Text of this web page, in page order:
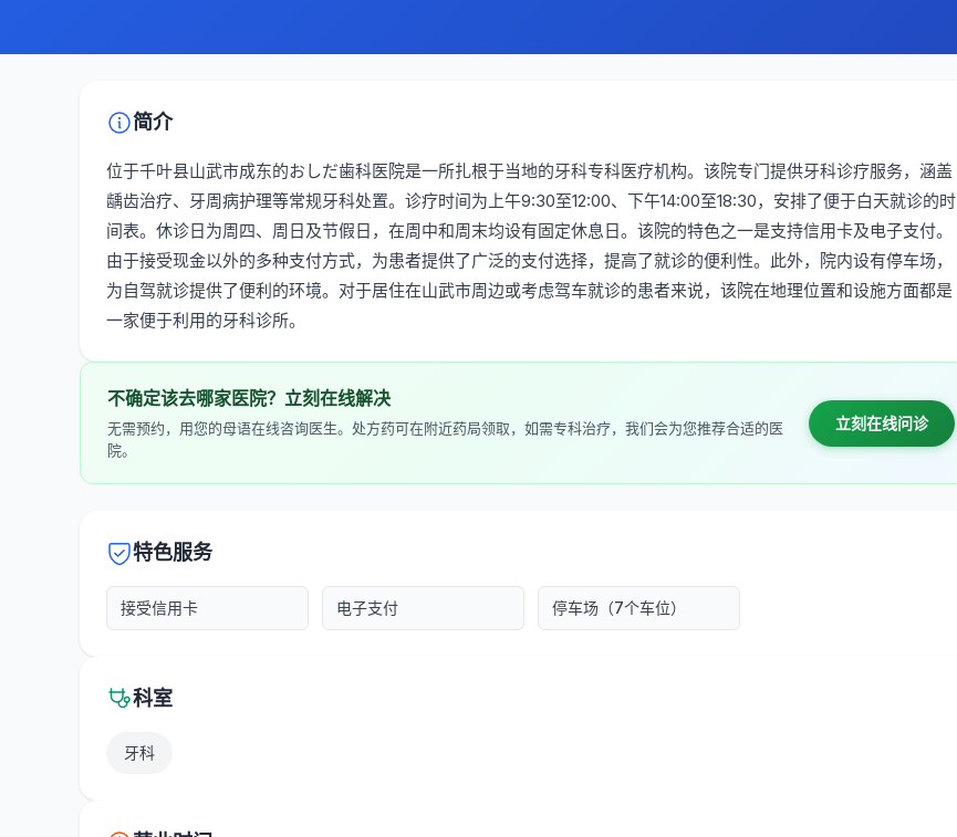
简介
位于千叶县山武市成东的おしだ歯科医院是一所扎根于当地的牙科专科医疗机构。该院专门提供牙科诊疗服务，涵盖
龋齿治疗、牙周病护理等常规牙科处置。诊疗时间为上午9:30至12:00、下午14:00至18:30，安排了便于白天就诊的时
间表。休诊日为周四、周日及节假日，在周中和周末均设有固定休息日。该院的特色之一是支持信用卡及电子支付。
由于接受现金以外的多种支付方式，为患者提供了广泛的支付选择，提高了就诊的便利性。此外，院内设有停车场，
为自驾就诊提供了便利的环境。对于居住在山武市周边或考虑驾车就诊的患者来说，该院在地理位置和设施方面都是
一家便于利用的牙科诊所。
不确定该去哪家医院？立刻在线解决
无需预约，用您的母语在线咨询医生。处方药可在附近药局领取，如需专科治疗，我们会为您推荐合适的医
院。
立刻在线问诊
特色服务
接受信用卡 电子支付 停车场（7个车位）
科室
牙科